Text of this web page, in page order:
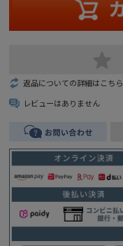
返品についての詳細はこちら
レビューはありません